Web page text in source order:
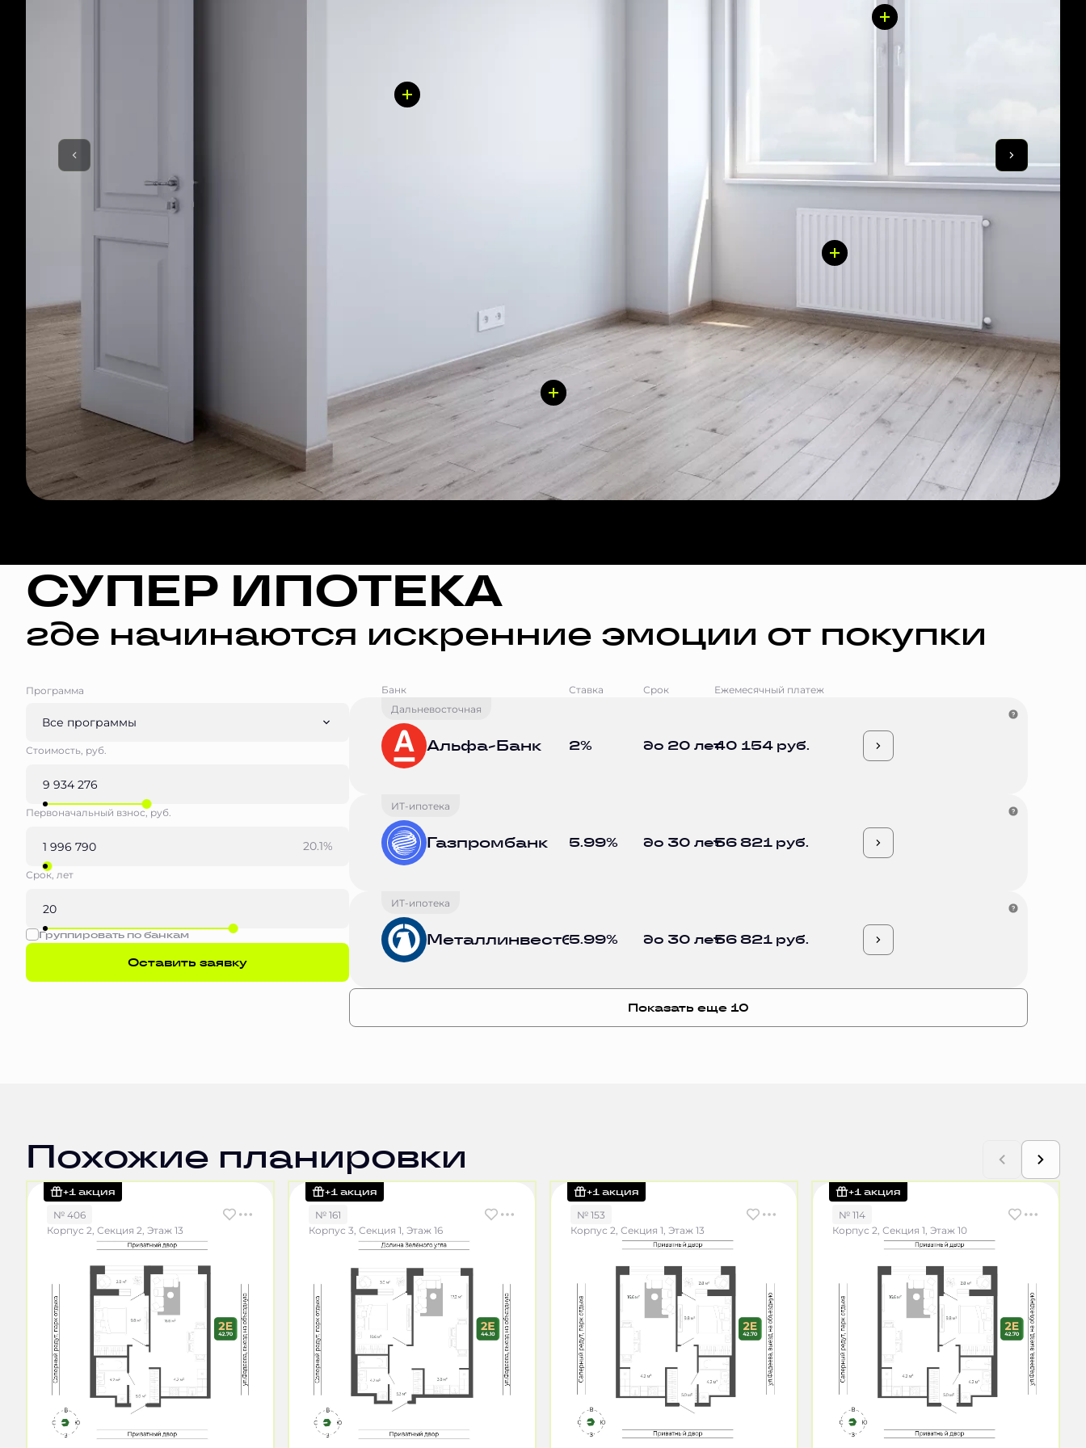
СУПЕР ИПОТЕКА
где начинаются искренние эмоции от покупки
Программа
Все программы
Стоимость, руб.
Первоначальный взнос, руб.
20.1%
Срок, лет
Группировать по банкам
Оставить заявку
Банк Ставка Срок
Ежемесячный платеж
Дальневосточная
Альфа-Банк 2% до 20 лет40 154 руб.
ИТ-ипотека
Газпромбанк 5.99% до 30 лет56 821 руб.
ИТ-ипотека
Металлинвестбанк
5.99% до 30 лет56 821 руб.
Показать еще 10
Похожие планировки
+1 акция
№ 406
Корпус 2, Секция 2, Этаж 13
+1 акция
№ 161
Корпус 3, Секция 1, Этаж 16
+1 акция
№ 153
Корпус 2, Секция 1, Этаж 13
+1 акция
№ 114
Корпус 2, Секция 1, Этаж 10